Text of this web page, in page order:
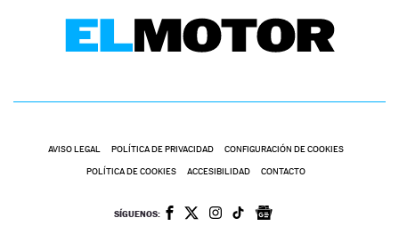
AVISO LEGAL POLÍTICA DE PRIVACIDAD CONFIGURACIÓN DE COOKIES
POLÍTICA DE COOKIES ACCESIBILIDAD CONTACTO
SÍGUENOS: